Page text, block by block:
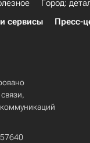
Город:
сервисы Пресс-